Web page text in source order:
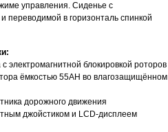
управления. Сиденье с
переводимой в горизонталь спинкой
электромагнитной блокировкой роторов
ёмкостью 55АН во влагозащищённом
дорожного движения
джойстиком и LCD-дисплеем